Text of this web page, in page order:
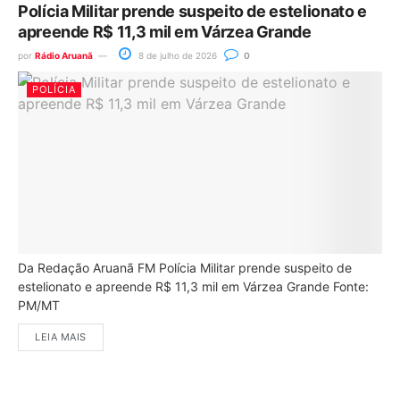
Polícia Militar prende suspeito de estelionato e
apreende R$ 11,3 mil em Várzea Grande
por Rádio Aruanã 8 de julho de 2026 0
POLÍCIA
Da Redação Aruanã FM Polícia Militar prende suspeito de
estelionato e apreende R$ 11,3 mil em Várzea Grande Fonte:
PM/MT
LEIA MAIS